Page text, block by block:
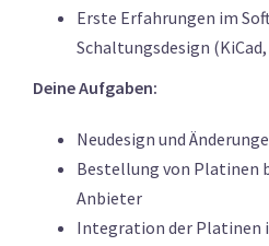
Erste Erfahrungen im
Schaltungsdesign
Deine Aufgaben:
Neudesign und
Bestellung von Platinen
Anbieter
Integration der Platinen